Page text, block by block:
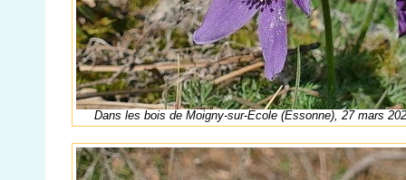
Dans les bois de Moigny-sur-Ecole (Essonne), 27 mars